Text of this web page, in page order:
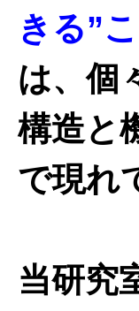
きる”
は、個
構造と
で現れ
当研究